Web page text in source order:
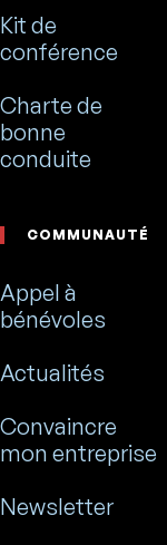
Kit de
conférence
Charte de
bonne
conduite
COMMUNAUTÉ
Appel à
bénévoles
Actualités
Convaincre
mon entreprise
Newsletter